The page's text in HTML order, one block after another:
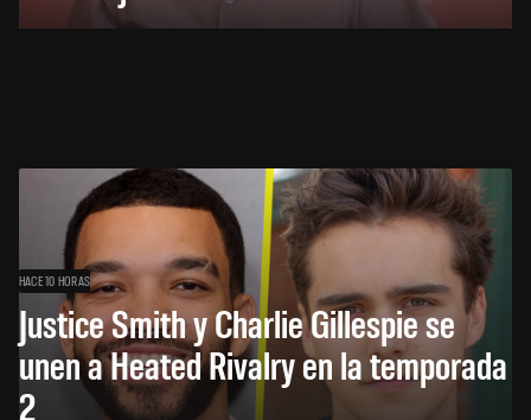
HACE 10 HORAS
Justice Smith y Charlie Gillespie se
unen a Heated Rivalry en la temporada
2